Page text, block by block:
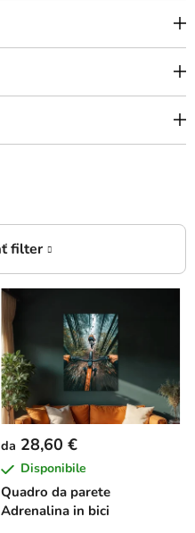
Quadro da parete
Adrenalina in bici
da 28,60 €
Disponibile